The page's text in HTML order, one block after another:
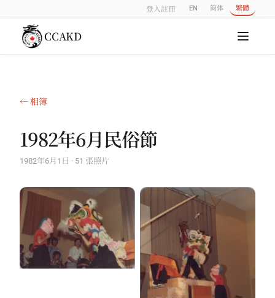
登入 註冊 EN 简体 繁體
CCAKD
← 相簿
1982年6月民俗節
1982年6月1日 · 51 張照片